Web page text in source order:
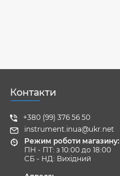
Контакти
+380 (99) 376 56 50
instrument.inua@ukr.net
Режим роботи магазину:
ПН - ПТ: з 10:00 до 18:00
СБ - НД: Вихідний